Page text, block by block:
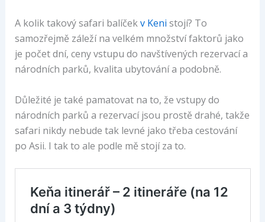
A kolik takový safari balíčekv Keni stojí? To
samozřejmě záleží na velkém množství faktorů jako
je počet dní, ceny vstupu do navštívených rezervací a
národních parků, kvalita ubytování a podobně.
Důležité je také pamatovat na to, že vstupy do
národních parků a rezervací jsou prostě drahé, takže
safari nikdy nebude tak levné jako třeba cestování
po Asii. I tak to ale podle mě stojí za to.